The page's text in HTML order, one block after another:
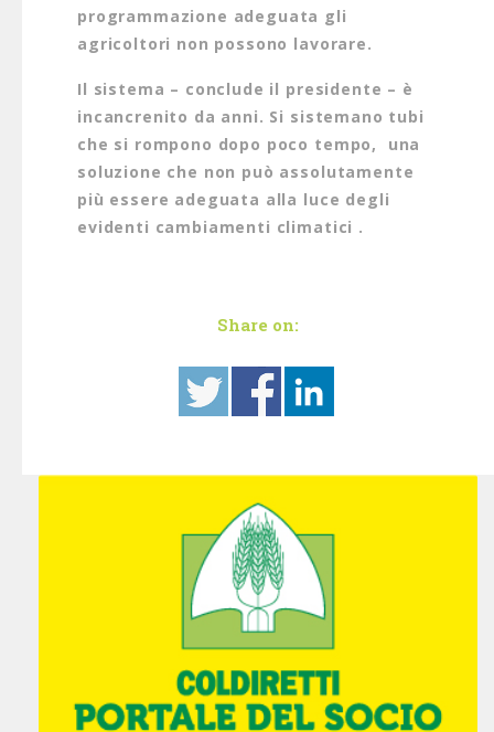
programmazione adeguata gli
agricoltori non possono lavorare.
Il sistema – conclude il presidente – è
incancrenito da anni. Si sistemano tubi
che si rompono dopo poco tempo, una
soluzione che non può assolutamente
più essere adeguata alla luce degli
evidenti cambiamenti climatici .
Share on: